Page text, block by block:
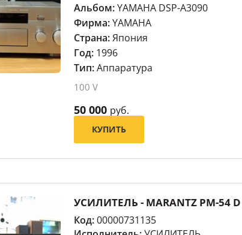
Альбом:YAMAHA DSP-A3090
Фирма:YAMAHA
Страна:Япония
Год: 1996
Тип:Аппаратура
100 V
50 000 руб.
КУПИТЬ
УСИЛИТЕЛЬ - MARANTZ PM-54 D
Код:00000731135